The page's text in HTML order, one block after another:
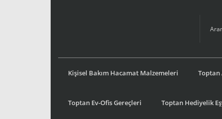
Kişisel Bakım Hacamat Malzemeleri Toptan
Toptan Ev-Ofis Gereçleri Toptan Hediyelik